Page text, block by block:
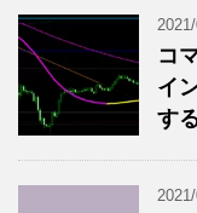
コ
イ
す